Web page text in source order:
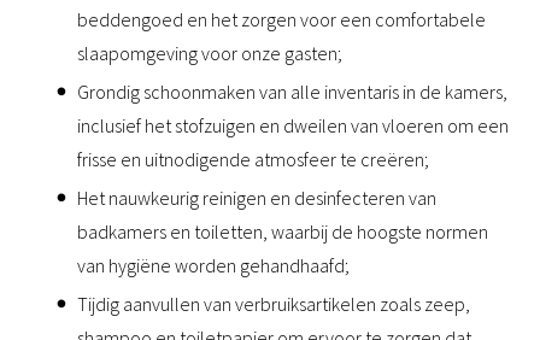
beddengoed en het zorgen voor een comfortabele
slaapomgeving voor onze gasten;
Grondig schoonmaken van alle inventaris in de kamers,
inclusief het stofzuigen en dweilen van vloeren om een
frisse en uitnodigende atmosfeer te creëren;
Het nauwkeurig reinigen en desinfecteren van
badkamers en toiletten, waarbij de hoogste normen
van hygiëne worden gehandhaafd;
Tijdig aanvullen van verbruiksartikelen zoals zeep,